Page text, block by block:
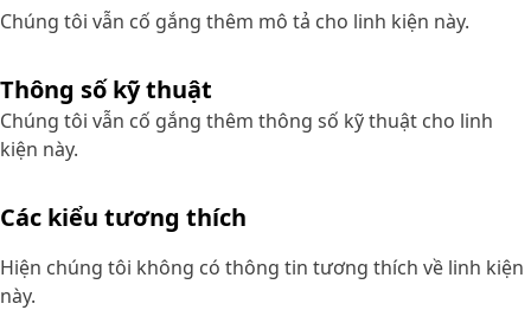
Chúng tôi vẫn cố gắng thêm mô tả cho linh kiện này.
Thông số kỹ thuật
Chúng tôi vẫn cố gắng thêm thông số kỹ thuật cho linh
kiện này.
Các kiểu tương thích
Hiện chúng tôi không có thông tin tương thích về linh kiện
này.